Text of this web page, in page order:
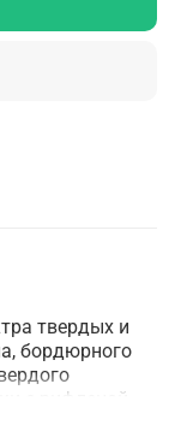
твердых и
бордюрного
с рифленой
по